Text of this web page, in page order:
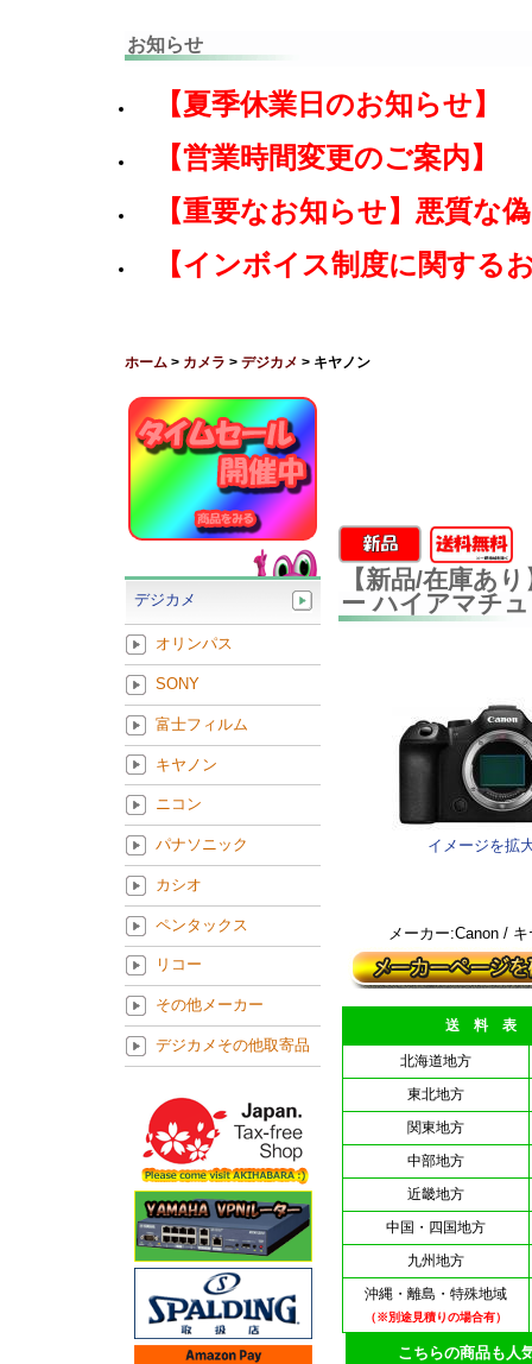
お知らせ
【夏季休業日のお知らせ】
【営業時間変更のご案内】
【重要なお知らせ】悪質な
【インボイス制度に関する
ホーム > カメラ > デジカメ > キヤノン
【新品/在庫あ
ー ハイアマチ
イメージを拡
メーカー:Canon /
送 料 表
北海道地方
東北地方
関東地方
中部地方
近畿地方
中国・四国地方
九州地方
沖縄・離島・特殊地域
（※別途見積りの場合有）
こちらの商品も人気
デジカメ
オリンパス
SONY
富士フィルム
キヤノン
ニコン
パナソニック
カシオ
ペンタックス
リコー
その他メーカー
デジカメその他取寄品